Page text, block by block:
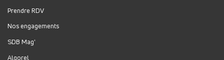
Jeudi :
Vendredi : 8h-12h, 14h-17h
Samedi :
Prendre RDV
Nos engagements
SDB Mag'
Algorel